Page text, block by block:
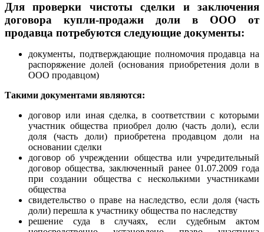
Для проверки чистоты сделки и заключения
договора купли-продажи доли в ООО от
продавца потребуются следующие документы:
документы, подтверждающие полномочия продавца на
распоряжение долей (основания приобретения доли в
ООО продавцом)
Такими документами являются:
договор или иная сделка, в соответствии с которыми
участник общества приобрел долю (часть доли), если
доля (часть доли) приобретена продавцом доли на
основании сделки
договор об учреждении общества или учредительный
договор общества, заключенный ранее 01.07.2009 года
при создании общества с несколькими участниками
общества
свидетельство о праве на наследство, если доля (часть
доли) перешла к участнику общества по наследству
решение суда в случаях, если судебным актом